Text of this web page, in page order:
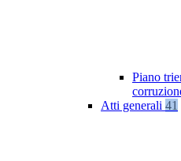
Piano
Atti generali 41